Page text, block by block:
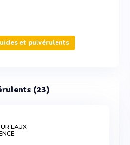
et pulvérulents
(23)
EAUX